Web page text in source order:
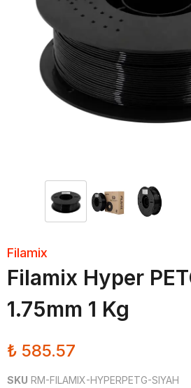
Filamix
Filamix Hyper
1.75mm 1 Kg
₺ 585.57
SKU RM-FILAMIX-HYPERPETG-SIYAH